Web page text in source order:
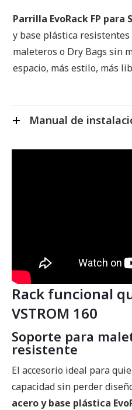
Parrilla EvoRack FP para
y base plástica
maleteros o Dry Bags sin
espacio, más estilo, más
Manual de
Rack funcional
VSTROM 160
Soporte para
resistente
El accesorio ideal para
capacidad sin perder
acero y base plástica